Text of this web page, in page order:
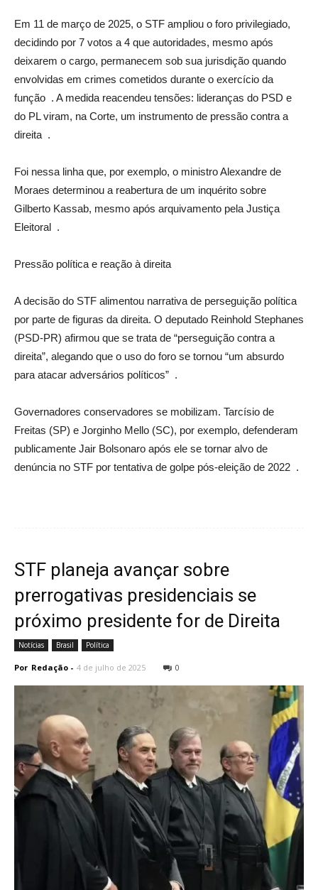
Em 11 de março de 2025, o STF ampliou o foro privilegiado,
decidindo por 7 votos a 4 que autoridades, mesmo após
deixarem o cargo, permanecem sob sua jurisdição quando
envolvidas em crimes cometidos durante o exercício da
função . A medida reacendeu tensões: lideranças do PSD e
do PL viram, na Corte, um instrumento de pressão contra a
direita .
Foi nessa linha que, por exemplo, o ministro Alexandre de
Moraes determinou a reabertura de um inquérito sobre
Gilberto Kassab, mesmo após arquivamento pela Justiça
Eleitoral .
Pressão política e reação à direita
A decisão do STF alimentou narrativa de perseguição política
por parte de figuras da direita. O deputado Reinhold Stephanes
(PSD-PR) afirmou que se trata de “perseguição contra a
direita”, alegando que o uso do foro se tornou “um absurdo
para atacar adversários políticos” .
Governadores conservadores se mobilizam. Tarcísio de
Freitas (SP) e Jorginho Mello (SC), por exemplo, defenderam
publicamente Jair Bolsonaro após ele se tornar alvo de
denúncia no STF por tentativa de golpe pós-eleição de 2022 .
STF planeja avançar sobre
prerrogativas presidenciais se
próximo presidente for de Direita
Notícias Brasil Política
Por Redação - 4 de julho de 2025 0